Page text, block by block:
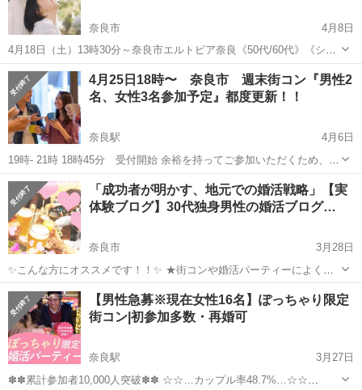
奈良市
4月8日
4月18日（土）13時30分～奈良市エルトピア奈良《50代/60代》《シニ
ア恋活》 まだまだこれから！ゆっくりお話し大人の出会い編 男性48
歳～69歳 女性48歳～69歳0円 詳しくはコチラでご確認下さい↓ h...
奈良 奈良市 パーティー カップル
4月25日18時〜 奈良市 週末街コン『男性2
名、女性3名参加予定』都度更新！！
奈良駅
4月6日
19時- 21時 18時45分 受付開始 余裕を持ってご参加いただくため、10
分前の到着をおすすめします！ スタッフがお待ちしていますので、直
接店内へお越しください✨ ご年齢確認のため、身分証をご準備くださ
い。 時間厳守で...
奈良 奈良市 奈良駅 パーティー 20歳
「成功者が明かす、地元での婚活戦略」【実
体験ブログ】30代独身男性の婚活ブログ…
奈良市
3月28日
✨こんな方にオススメです！！✨ ★街コンや婚活パーティーによく参
加されている方 ★友達作り、彼女・彼氏探し、真剣婚活 ★マッチング
アプリではなかなかマッチしにくく、会えていない方。また利用する
ことが不安な方 【実...
奈良 奈良市 パーティー 独身男性
【男性急募※現在女性16名】ぽっちゃり限定
街コン|初参加多数・再婚可
奈良駅
3月27日
✽✽累計参加者10,000人突破✽✽ ☆☆…カップル率48.7%…☆☆